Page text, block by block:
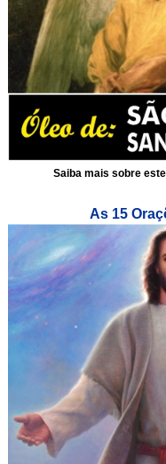
Saiba mais sobre
As 15